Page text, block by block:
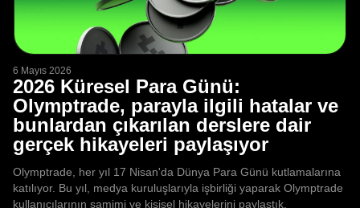
6 Mayıs 2026
2026 Küresel Para Günü:
Olymptrade, parayla ilgili hatalar ve
bunlardan çıkarılan derslere dair
gerçek hikayeleri paylaşıyor
Olymptrade, her yıl 17 Nisan'da Dünya Para Günü kutlamalarına
katılıyor. Bu yıl, medya kuruluşlarıyla işbirliği yaparak Olymptrade
kullanıcılarının samimi ve kişisel hikayelerini paylaştık.